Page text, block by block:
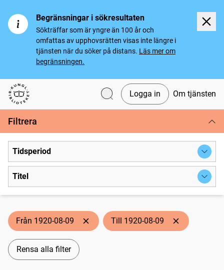
Begränsningar i sökresultaten
Sökträffar som är yngre än 100 år och
omfattas av upphovsrätten visas inte längre i
tjänsten när du söker på distans. Läs mer om
begränsningen.
Svenska tidningar
Logga in Om tjänsten
Filtrera
Tidsperiod
Titel
Från 1920-08-09 Till 1920-08-09
Rensa alla filter